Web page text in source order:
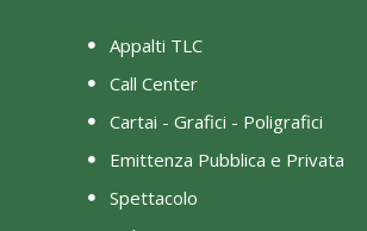
Appalti TLC
Call Center
Cartai - Grafici - Poligrafici
Emittenza Pubblica e Privata
Spettacolo